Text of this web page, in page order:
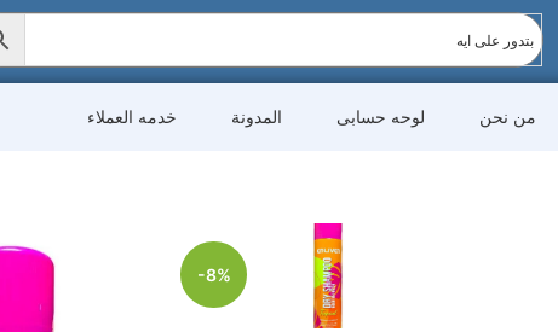
من نحن لوحه حسابى المدونة خدمه العملاء
-8%